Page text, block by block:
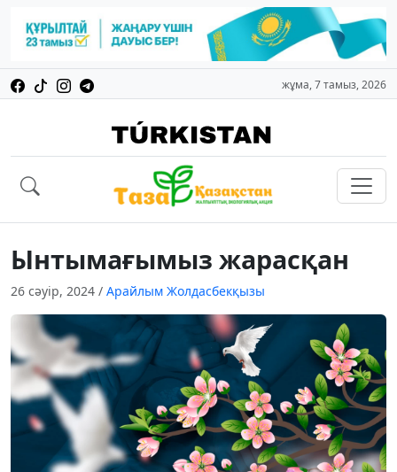
жұма, 7 тамыз, 2026
Ынтымағымыз жарасқан
26 сәуір, 2024 / Арайлым Жолдасбекқызы